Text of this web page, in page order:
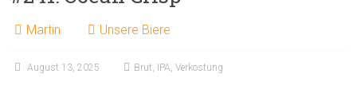
Martin Unsere Biere
August 13, 2025 Brut, IPA,Verkostung